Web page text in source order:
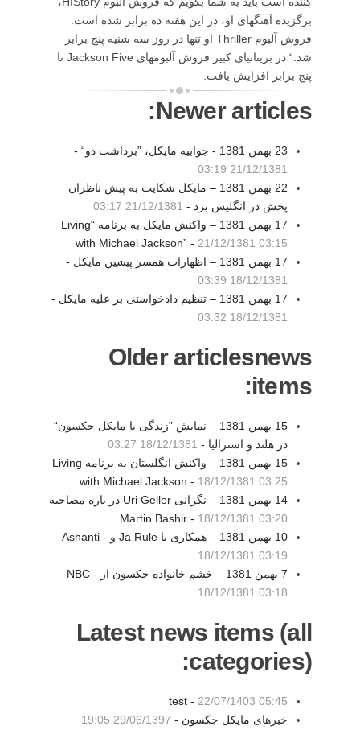
برگزيده آهنگهای او، در اين هفته ده برابر شده است.
فروش آلبوم Thriller او تنها در روز سه شنيه پنج برابر
شد.“ در بريتانيای كبير فروش آلبومهای Jackson Five تا
پنج برابر افزايش يافت.
Newer articles:
23 بهمن 1381 - جوابيه مايكل، ”برداشت دو“ -
21/12/1381 03:19
22 بهمن 1381 – مايكل شكايت به پيش ناظران
پخش در انگليس برد - 21/12/1381 03:17
17 بهمن 1381 – واكنش مايكل به برنامه “Living
with Michael Jackson” - 21/12/1381 03:15
17 بهمن 1381 – اظهارات همسر پيشين مايكل -
18/12/1381 03:39
17 بهمن 1381 – تنظيم دادخواستی بر عليه مايكل -
18/12/1381 03:32
Older articlesnews
items:
15 بهمن 1381 – نمايش ”زندگی با مايكل جكسون“
در هلند و استراليا - 18/12/1381 03:27
15 بهمن 1381 – واكنش انگلستان به برنامه Living
with Michael Jackson - 18/12/1381 03:25
14 بهمن 1381 – نگرانی Uri Geller در باره مصاحبه
Martin Bashir - 18/12/1381 03:20
10 بهمن 1381 – همكاری با Ja Rule و Ashanti -
18/12/1381 03:19
7 بهمن 1381 – خشم خانواده جكسون از NBC -
18/12/1381 03:18
Latest news items (all
categories):
test - 22/07/1403 05:45
خبرهای مایکل جکسون - 29/06/1397 19:05